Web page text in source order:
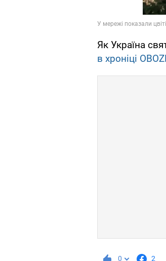
Як Україна
в хроніці
0 2